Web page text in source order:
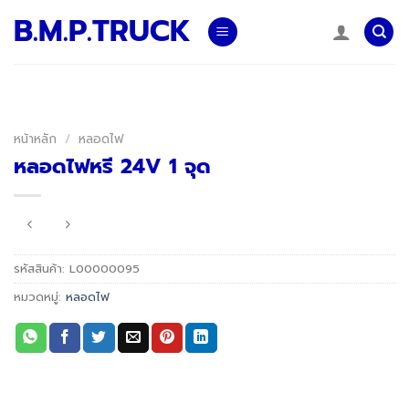
B.M.P.TRUCK
หน้าหลัก / หลอดไฟ
หลอดไฟหรี 24V 1 จุด
รหัสสินค้า: L00000095
หมวดหมู่: หลอดไฟ